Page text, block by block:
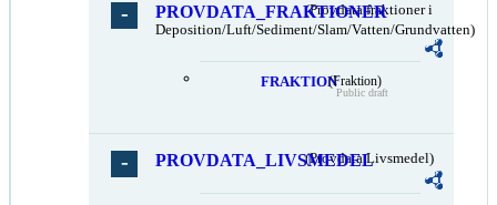
PROVDATA_FRAKTIONER
(Provdata fraktioner i
Deposition/Luft/Sediment/Slam/Vatten/Grundvatten)
FRAKTION(Fraktion)
Public draft
PROVDATA_LIVSMEDEL
(Provdata Livsmedel)